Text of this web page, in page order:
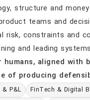
structure and
teams and
risk, constraints and
and leading
aligned with
of producing
& P&L
FinTech & Digital